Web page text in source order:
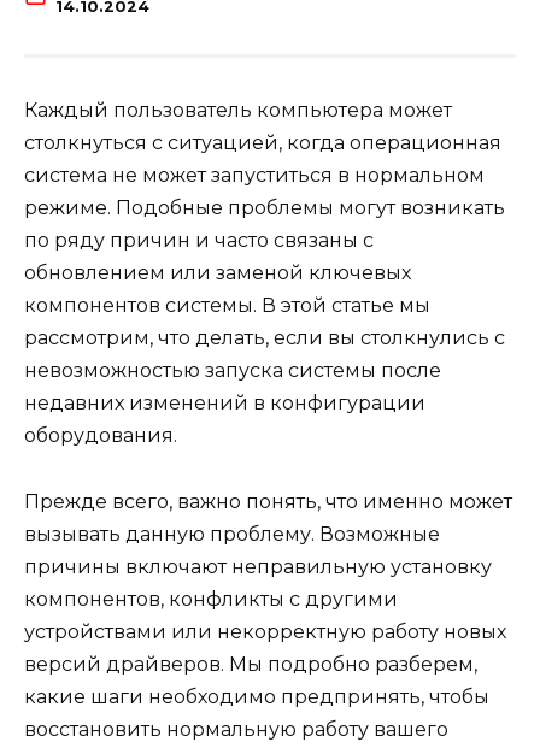
14.10.2024
Каждый пользователь компьютера может
столкнуться с ситуацией, когда операционная
система не может запуститься в нормальном
режиме. Подобные проблемы могут возникать
по ряду причин и часто связаны с
обновлением или заменой ключевых
компонентов системы. В этой статье мы
рассмотрим, что делать, если вы столкнулись с
невозможностью запуска системы после
недавних изменений в конфигурации
оборудования.
Прежде всего, важно понять, что именно может
вызывать данную проблему. Возможные
причины включают неправильную установку
компонентов, конфликты с другими
устройствами или некорректную работу новых
версий драйверов. Мы подробно разберем,
какие шаги необходимо предпринять, чтобы
восстановить нормальную работу вашего